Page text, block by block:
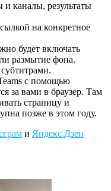
каналы, результаты
на конкретное
будет включать
размытие фона.
с помощью
за вами в браузер. Там
страницу и
позже в этом году.
и Яндекс.Дзен